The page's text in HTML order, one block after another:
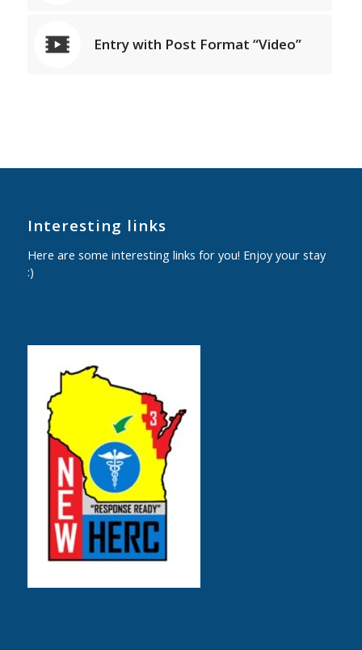
Entry with Post Format “Video”
Interesting links
Here are some interesting links for you! Enjoy your stay
:)